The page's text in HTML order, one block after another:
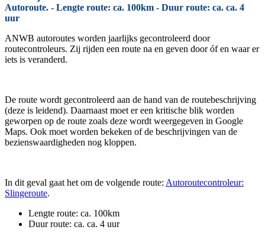
Autoroute. - Lengte route: ca. 100km - Duur route: ca. ca. 4
uur
ANWB autoroutes worden jaarlijks gecontroleerd door
routecontroleurs. Zij rijden een route na en geven door óf en waar er
iets is veranderd.
De route wordt gecontroleerd aan de hand van de routebeschrijving
(deze is leidend). Daarnaast moet er een kritische blik worden
geworpen op de route zoals deze wordt weergegeven in Google
Maps. Ook moet worden bekeken of de beschrijvingen van de
bezienswaardigheden nog kloppen.
In dit geval gaat het om de volgende route: Autoroutecontroleur:
Slingeroute.
Lengte route: ca. 100km
Duur route: ca. ca. 4 uur